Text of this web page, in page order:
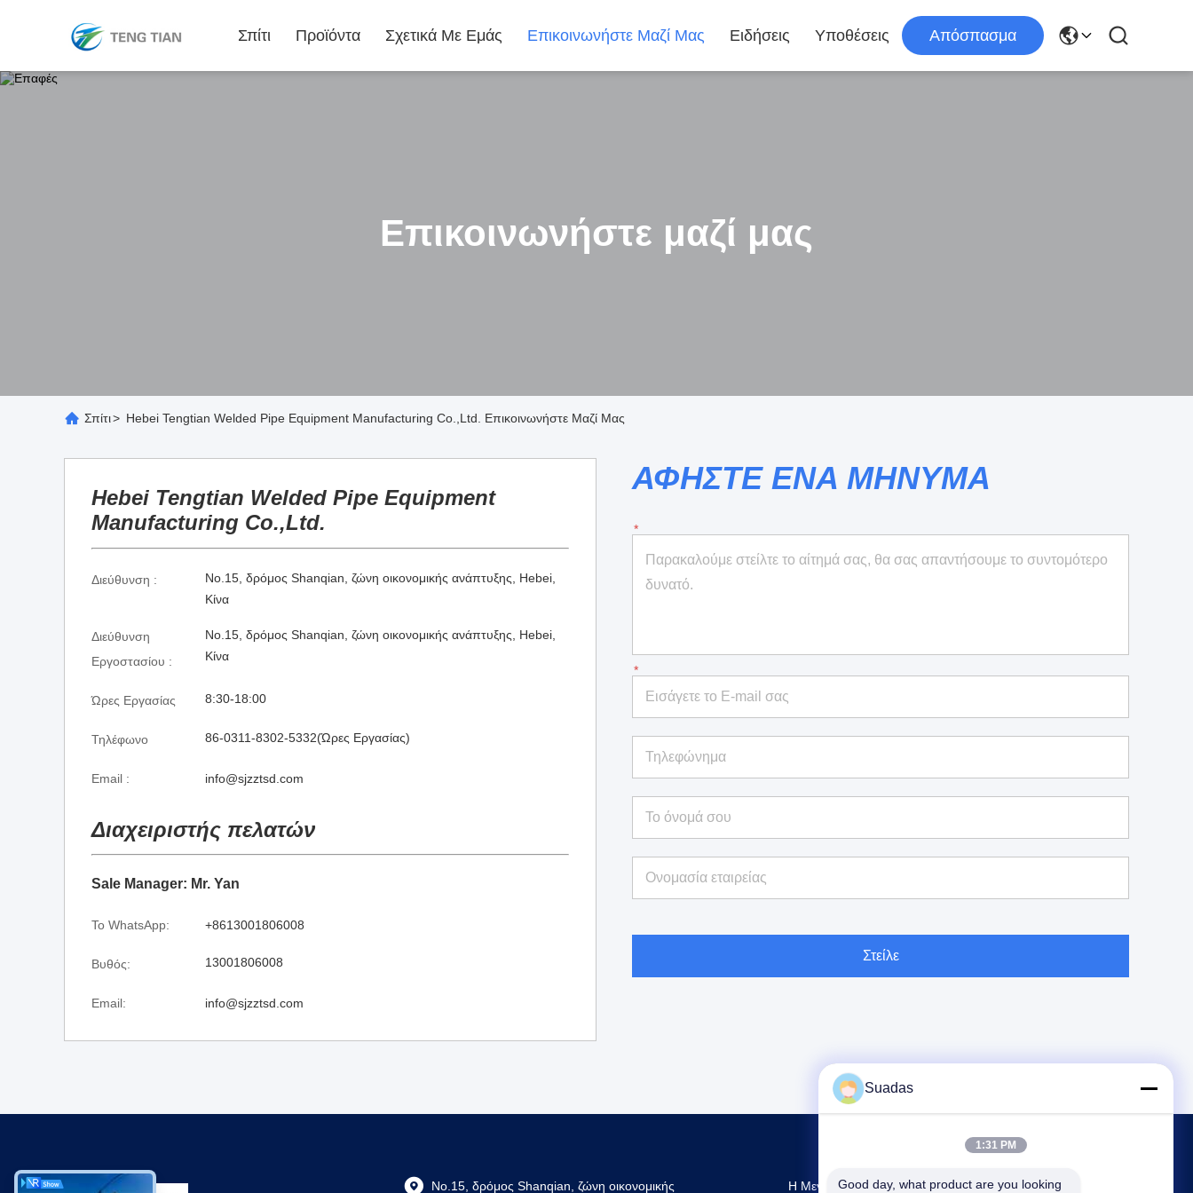
Σπίτι Προϊόντα Σχετικά Με Εμάς Επικοινωνήστε Μαζί Μας Ειδήσεις Υποθέσεις Απόσπασμα
Επικοινωνήστε μαζί μας
Σπίτι> Hebei Tengtian Welded Pipe Equipment Manufacturing Co.,Ltd. Επικοινωνήστε Μαζί Μας
Hebei Tengtian Welded Pipe Equipment
Manufacturing Co.,Ltd.
Διεύθυνση :
No.15, δρόμος Shanqian, ζώνη οικονομικής ανάπτυξης, Hebei,
Κίνα
Διεύθυνση
Εργοστασίου :
No.15, δρόμος Shanqian, ζώνη οικονομικής ανάπτυξης, Hebei,
Κίνα
Ώρες Εργασίας 8:30-18:00
Τηλέφωνο 86-0311-8302-5332(Ώρες Εργασίας)
Email : info@sjzztsd.com
Διαχειριστής πελατών
Sale Manager: Mr. Yan
Το WhatsApp: +8613001806008
Βυθός: 13001806008
Email: info@sjzztsd.com
ΑΦΗΣΤΕ ΕΝΑ ΜΗΝΥΜΑ
Στείλε
No.15, δρόμος Shanqian, ζώνη οικονομικής Η Μεγαλύτερη Έρευνα & Ανάπτυξη Και
Suadas
1:31 PM
Good day, what product are you looking